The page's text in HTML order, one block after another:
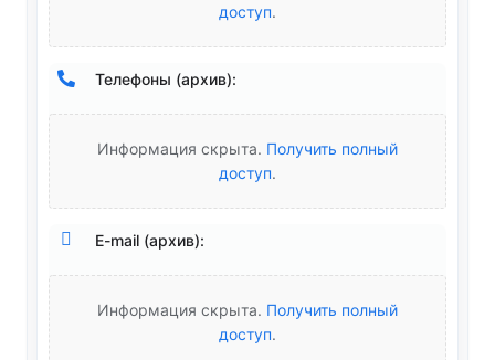
доступ.
Телефоны (архив):
Информация скрыта. Получить полный
доступ.
E-mail (архив):
Информация скрыта. Получить полный
доступ.